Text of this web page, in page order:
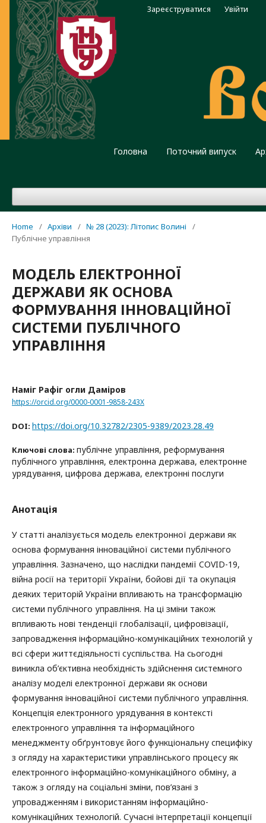
Головна Поточний випуск
Зареєструватися Увійти
Home / Архіви / № 28 (2023): Літопис Волині
/
Публічне управління
МОДЕЛЬ ЕЛЕКТРОННОЇ
ДЕРЖАВИ ЯК ОСНОВА
ФОРМУВАННЯ ІННОВАЦІЙНОЇ
СИСТЕМИ ПУБЛІЧНОГО
УПРАВЛІННЯ
Наміг Рафіг огли Даміров
https://orcid.org/0000-0001-9858-243X
DOI: https://doi.org/10.32782/2305-9389/2023.28.49
Ключові слова: публічне управління, реформування
публічного управління, електронна держава, електронне
урядування, цифрова держава, електронні послуги
Анотація
У статті аналізується модель електронної держави як
основа формування інноваційної системи публічного
управління. Зазначено, що наслідки пандемії COVID-19,
війна росії на території України, бойові дії та окупація
деяких територій України впливають на трансформацію
системи публічного управління. На ці зміни також
впливають нові тенденції глобалізації, цифровізації,
запровадження інформаційно-комунікаційних технологій у
всі сфери життєдіяльності суспільства. На сьогодні
виникла об’єктивна необхідність здійснення системного
аналізу моделі електронної держави як основи
формування інноваційної системи публічного управління.
Концепція електронного урядування в контексті
електронного управління та інформаційного
менеджменту обґрунтовує його функціональну специфіку
з огляду на характеристики управлінського процесу як
електронного інформаційно-комунікаційного обміну, а
також з огляду на соціальні зміни, пов’язані з
упровадженням і використанням інформаційно-
комунікаційних технологій. Сучасні інтерпретації концепції